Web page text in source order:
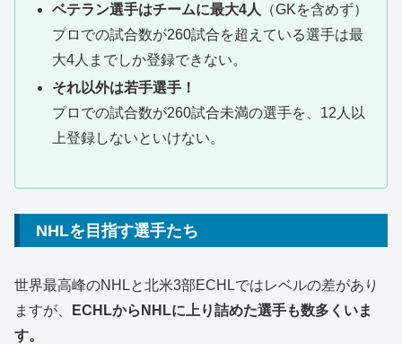
ベテラン選手はチームに最大4人
（GKを含めず）
プロでの試合数が260試合を超えている選手は最
大4人までしか登録できない。
それ以外は若手選手！
プロでの試合数が260試合未満の選手を、12人以
上登録しないといけない。
NHLを目指す選手たち
世界最高峰のNHLと北米3部ECHLではレベルの差があり
ますが、
ECHLからNHLに上り詰めた選手も数多くいま
す。